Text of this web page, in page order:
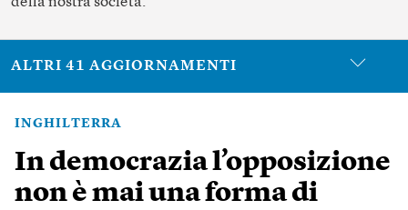
ALTRI 41 AGGIORNAMENTI
INGHILTERRA
In democrazia l’opposizione
non è mai una forma di